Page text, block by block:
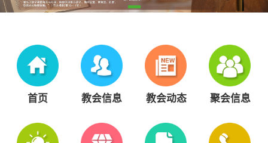
首页 教会信息 教会动态 聚会信息